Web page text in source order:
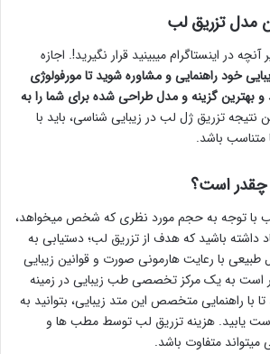
مدل تزریق لب
در اینستاگرام میبینید قرار نگیرید!. اجازه
خود راهنمایی و مشاوره شوید تا مورفولوژی
و بهترین گزینه و مدل طراحی شده برای شما را به
نتیجه تزریق ژل لب در زیبایی شناسی، باید با
باشد.
چقدر است؟
لب با توجه به حجم مورد نظری که شخص میخواهد،
داشته باشید که هدف از تزریق لب؛ دستیابی به
طبیعی با رعایت هارمونی صورت و قوانین زیبایی
است به یک مرکز تخصصی طب زیبایی در زمینه
با راهنمایی متخصص این متد زیبایی، بتوانید به
یابید. هزینه تزریق لب توسط مطب ها و
متفاوت باشد.